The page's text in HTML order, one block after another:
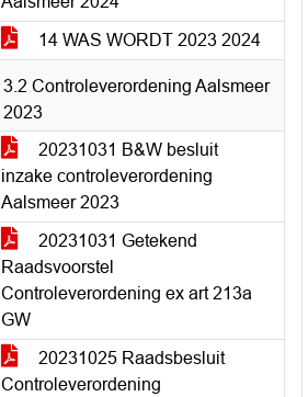
14 WAS WORDT 2023 2024
3.2 Controleverordening Aalsmeer
2023
20231031 B&W besluit
inzake controleverordening
Aalsmeer 2023
20231031 Getekend
Raadsvoorstel
Controleverordening ex art 213a
GW
20231025 Raadsbesluit
Controleverordening